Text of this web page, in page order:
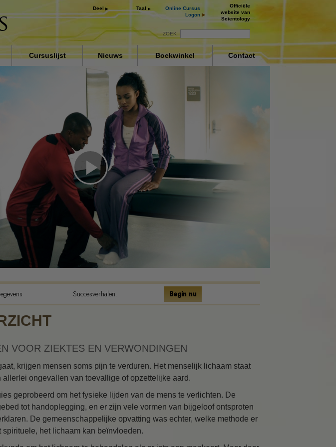
Deel Taal
Online Cursus
Logon
Officiële
website van
Scientology
ZOEK
Cursuslijst
Assisten voor ziektes en
verwondingen
De grondbeginselen van
organiseren
De oorzaak van onderdrukking
Kinderen
Communiceer doeltreffend
De Componenten van Begrip
De Drijfveren van Bestaan
Ethiek en de condities
Relations
oplossen
Integriteit en eerlijkheid
Feitenonderzoek
Huwelijk
Oplossingen voor een
gevaarlijke omgeving
Nieuws Boekwinkel Contact
Play
Video
Succesverhalen. Begin nu
VOOR ZIEKTES EN VERWONDINGEN
krijgen mensen soms pijn te verduren. Het menselijk lichaam staat
ongevallen van toevallige of opzettelijke aard.
geprobeerd om het fysieke lijden van de mens te verlichten. De
tot handoplegging, en er zijn vele vormen van bijgeloof ontsproten
De gemeenschappelijke opvatting was echter, welke methode er
het lichaam kan beïnvloeden.